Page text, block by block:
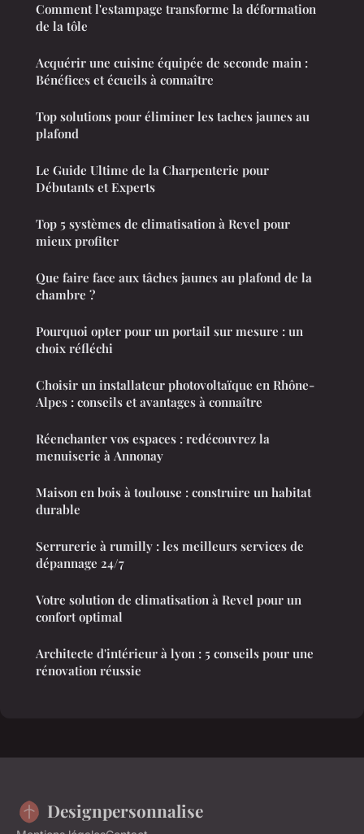
Comment l'estampage transforme la déformation
de la tôle
Acquérir une cuisine équipée de seconde main :
Bénéfices et écueils à connaître
Top solutions pour éliminer les taches jaunes au
plafond
Le Guide Ultime de la Charpenterie pour
Débutants et Experts
Top 5 systèmes de climatisation à Revel pour
mieux profiter
Que faire face aux tâches jaunes au plafond de la
chambre ?
Pourquoi opter pour un portail sur mesure : un
choix réfléchi
Choisir un installateur photovoltaïque en Rhône-
Alpes : conseils et avantages à connaître
Réenchanter vos espaces : redécouvrez la
menuiserie à Annonay
Maison en bois à toulouse : construire un habitat
durable
Serrurerie à rumilly : les meilleurs services de
dépannage 24/7
Votre solution de climatisation à Revel pour un
confort optimal
Architecte d'intérieur à lyon : 5 conseils pour une
rénovation réussie
Designpersonnalise